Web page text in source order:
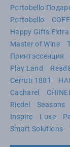
Portobello
Portobello
Happy Gifts Extra
Master of Wine
Принтэссенция
Play Land
Cerruti 1881
Cacharel
Riedel
Seasons
Inspire
Luxe
Smart Solutions